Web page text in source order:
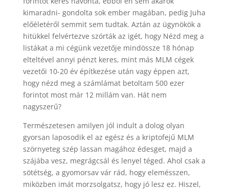
kimaradni- gondolta sok ember magában, pedig Juha
előéletéről semmit sem tudtak. Aztán az ügynökök a
hitükkel felvértezve szórták az igét, hogy Nézd meg a
listákat a mi cégünk vezetője mindössze 18 hónap
elteltével annyi pénzt keres, mint más MLM cégek
vezetői 10-20 év építkezése után vagy éppen azt,
hogy nézd meg a számlámat betoltam 500 ezer
forintot most már 12 millám van. Hát nem
nagyszerű?
Természetesen amilyen jól indult a dolog olyan
gyorsan laposodik el az egész és a kriptofejű MLM
szörnyeteg szép lassan magához édesget, majd a
szájába vesz, megrágcsál és lenyel téged. Ahol csak a
sötétség, a gyomorsav vár rád, hogy elemésszen,
miközben imát morzsolgatsz, hogy jó lesz ez. Hiszel,